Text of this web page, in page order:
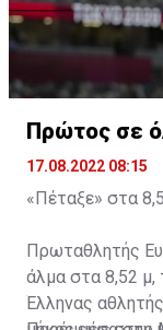
αυξημένες»
Πρώτος σε
17.08.2022 08:15
«Πέταξε» στα
Πρωταθλητής
άλμα στα 8,52 μ,
Έλληνας